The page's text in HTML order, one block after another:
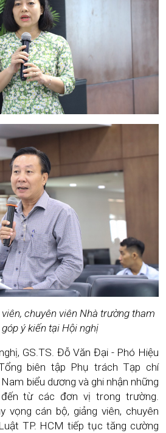
chuyên viên Nhà trường tham
ý kiến tại Hội nghị
GS.TS. Đỗ Văn Đại - Phó Hiệu
biên tập Phụ trách Tạp chí
biểu dương và ghi nhận những
từ các đơn vị trong trường.
vọng cán bộ, giảng viên, chuyên
TP. HCM tiếp tục tăng cường